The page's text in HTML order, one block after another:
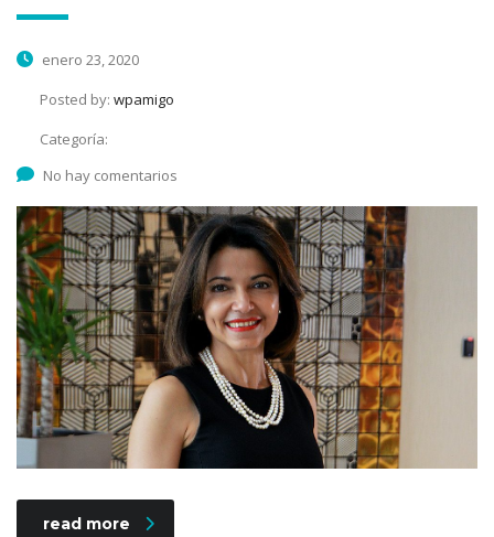
enero 23, 2020
Posted by: wpamigo
Categoría:
No hay comentarios
read more